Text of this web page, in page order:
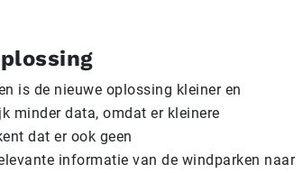
is de nieuwe oplossing kleiner en
minder data, omdat er kleinere
dat er ook geen
informatie van de windparken naar